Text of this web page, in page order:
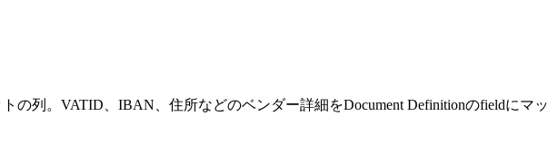
の列。VATID、IBAN、住所などのベンダー詳細をDocument Definitionのfieldにマッ